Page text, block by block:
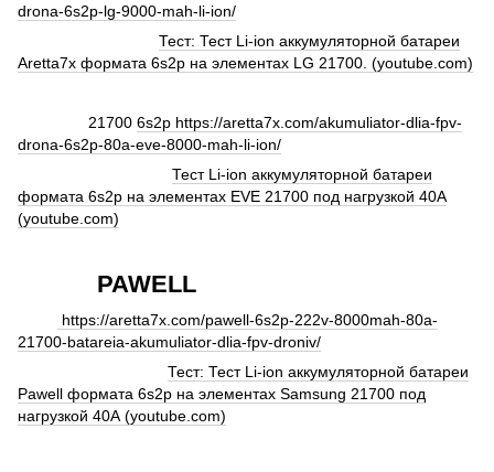
drona-6s2p-lg-9000-mah-li-ion/
Тест: Тест Li-ion аккумуляторной батареи
Aretta7x формата 6s2p на элементах LG 21700. (youtube.com)
21700 6s2p https://aretta7x.com/akumuliator-dlia-fpv-
drona-6s2p-80a-eve-8000-mah-li-ion/
Тест Li-ion аккумуляторной батареи
формата 6s2p на элементах EVE 21700 под нагрузкой 40А
(youtube.com)
PAWELL
https://aretta7x.com/pawell-6s2p-222v-8000mah-80a-
21700-batareia-akumuliator-dlia-fpv-droniv/
Тест: Тест Li-ion аккумуляторной батареи
Pawell формата 6s2p на элементах Samsung 21700 под
нагрузкой 40А (youtube.com)